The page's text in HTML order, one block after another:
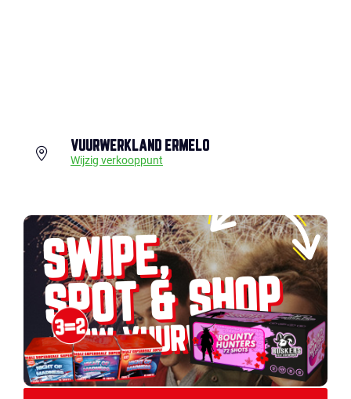
VUURWERKLAND ERMELO
Wijzig verkooppunt
SWIPE,
SPOT & SHOP
JOUW VUURWERK